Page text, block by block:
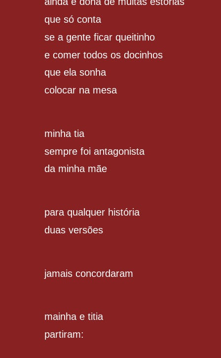
que só conta
se a gente ficar queitinho
e comer todos os docinhos
que ela sonha
colocar na mesa
minha tia
sempre foi antagonista
da minha mãe
para qualquer história
duas versões
jamais concordaram
mainha e titia
partiram: